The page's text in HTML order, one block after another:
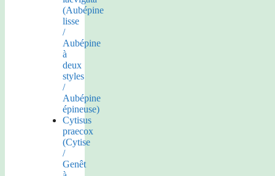
(Aubépine
lisse
/
Aubépine
à
deux
styles
/
Aubépine
épineuse)
Cytisus
praecox
(Cytise
/
Genêt